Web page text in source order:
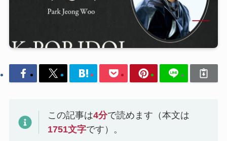
この記事は4分で読めます（本文は
1751文字です）。